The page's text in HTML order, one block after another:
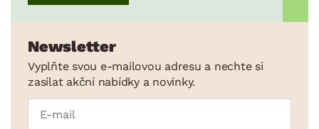
Newsletter
Vyplňte svou e-mailovou adresu a nechte si
zasílat akční nabídky a novinky.